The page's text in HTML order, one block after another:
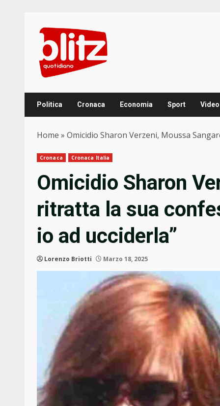
content
Politica Cronaca Economia Sport Video
Home » Omicidio Sharon Verzeni, Moussa
Cronaca Cronaca Italia
Omicidio Sharon
ritratta la sua
io ad ucciderla”
Lorenzo Briotti Marzo 18, 2025